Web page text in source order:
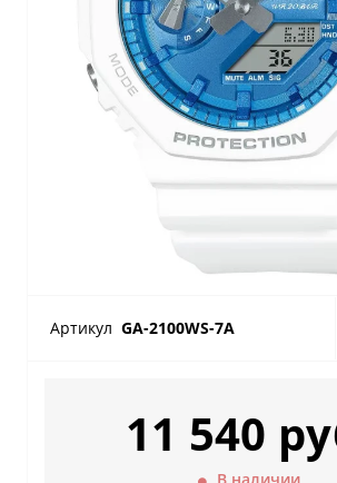
Артикул GA-2100WS-7A
11 540
В наличии